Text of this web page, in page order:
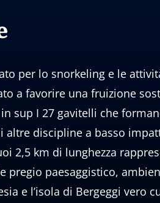
per lo snorkeling e le
a favorire una fruizione
sup I 27 gavitelli che
discipline a basso
2,5 km di lunghezza
pregio paesaggistico,
e l’isola di Bergeggi vero